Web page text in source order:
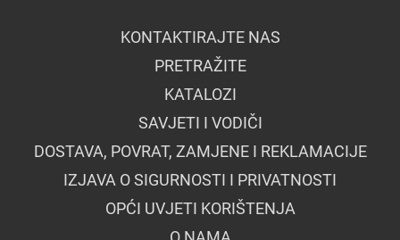
KONTAKTIRAJTE NAS
PRETRAŽITE
KATALOZI
SAVJETI I VODIČI
DOSTAVA, POVRAT, ZAMJENE I REKLAMACIJE
IZJAVA O SIGURNOSTI I PRIVATNOSTI
OPĆI UVJETI KORIŠTENJA